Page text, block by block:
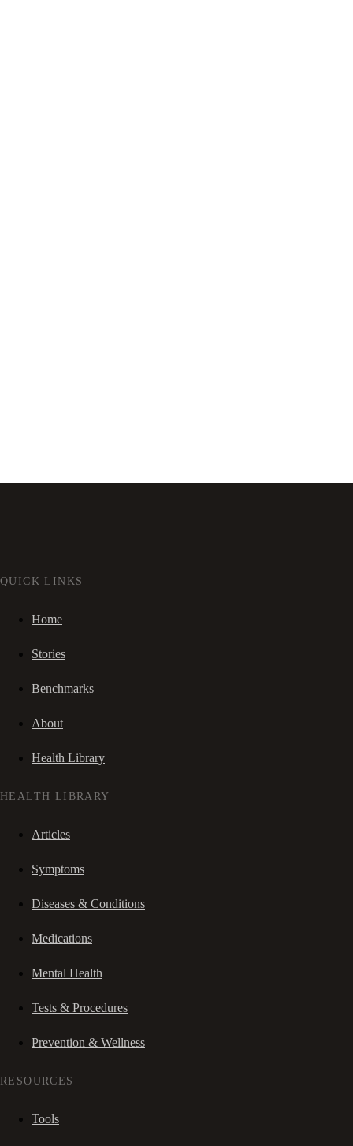
QUICK LINKS
Home
Stories
Benchmarks
About
Health Library
HEALTH LIBRARY
Articles
Symptoms
Diseases & Conditions
Medications
Mental Health
Tests & Procedures
Prevention & Wellness
RESOURCES
Tools